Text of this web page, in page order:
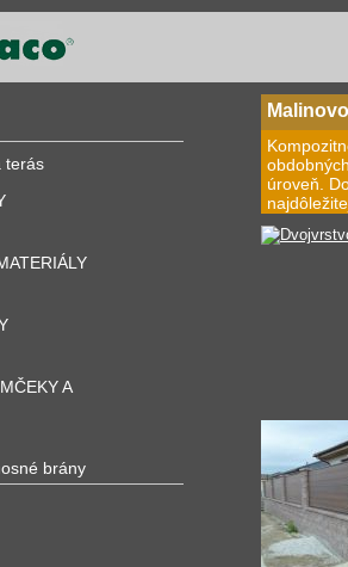
terás
A
brány
Malinovo
úroveň.